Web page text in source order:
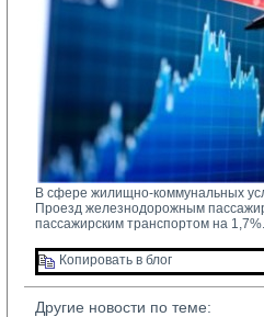
В сфере жилищно-коммунальных
Проезд железнодорожным
пассажирским транспортом на 1,7%.
Копировать в блог
Другие новости по теме: